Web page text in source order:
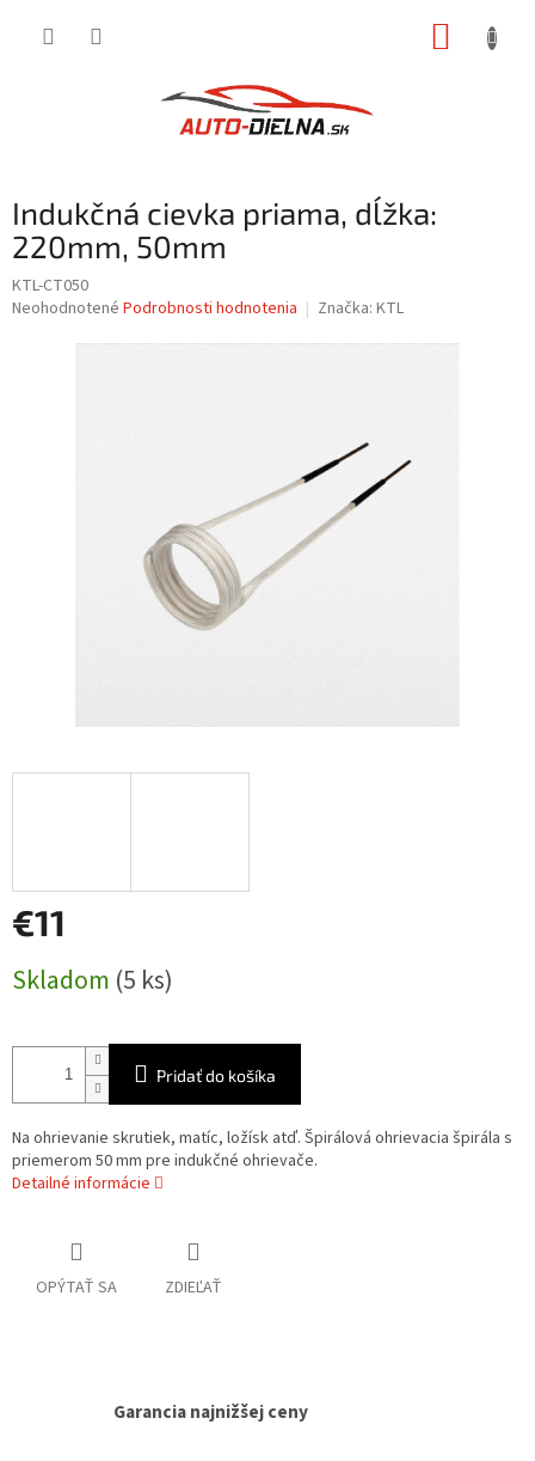
Indukčná cievka priama, dĺžka:
220mm, 50mm
KTL-CT050
Priemerné
Neohodnotené Podrobnosti hodnotenia Značka: KTL
€11
cena:
Skladom (5 ks)
Pridať do košíka
Na ohrievanie skrutiek, matíc, ložísk atď. Špirálová ohrievacia špirála s
priemerom 50 mm pre indukčné ohrievače.
Detailné informácie
OPÝTAŤ SA ZDIEĽAŤ
Garancia najnižšej ceny